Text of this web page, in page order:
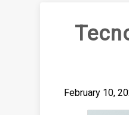
February 10,